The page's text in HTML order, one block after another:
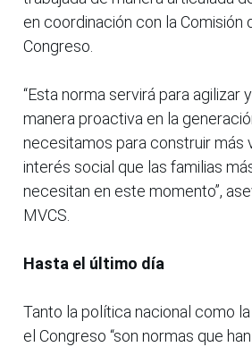
en coordinación con la Comisión
Congreso.
“Esta norma servirá para agilizar
manera proactiva en la
necesitamos para construir más
interés social que las familias
necesitan en este momento”,
MVCS.
Hasta el último día
Tanto la política nacional como
el Congreso “son normas que